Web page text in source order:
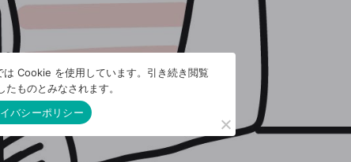
Cookie を使用しています。引き続き閲覧
ものとみなされます。
バシーポリシー